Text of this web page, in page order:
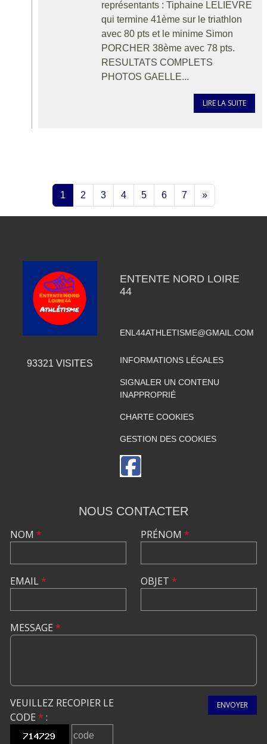
représentants : Tiphaine LELIEVRE
qui termine 41ème sur le triathlon
avec 80 pts et le minime Simon
PORCHER 38ème avec 78 pts.
RESULTATS COMPLETS
PHOTOS GAELLE...
LIRE LA SUITE
1 2 3 4 5 6 7 »
93321 VISITES
ENTENTE NORD LOIRE
44
ENL44ATHLETISME@GMAIL.COM
INFORMATIONS LÉGALES
SIGNALER UN CONTENU
INAPPROPRIÉ
CHARTE COOKIES
GESTION DES COOKIES
NOUS CONTACTER
NOM *
EMAIL*
PRÉNOM *
OBJET *
MESSAGE *
VEUILLEZ RECOPIER LE
CODE * :
ENVOYER